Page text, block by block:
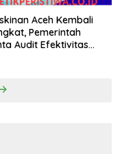
Aceh Kembali
Pemerintah
Audit Efektivitas